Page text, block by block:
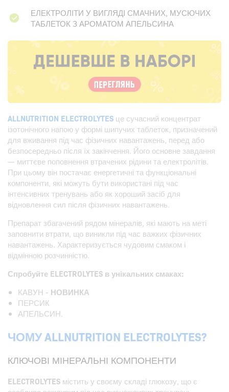
ЕЛЕКТРОЛІТИ У ВИГЛЯДІ СМАЧНИХ, МУСЮЧИХ
ТАБЛЕТОК З АРОМАТОМ АПЕЛЬСИНА
ALLNUTRITION ELECTROLYTES це сучасний концентрат
ізотонічного напою у формі шипучих таблеток, призначений
для вживання під час фізичних навантажень, перед або
безпосередньо після їх закінчення. Його основне завдання
— миттєве поповнення втрачених рідини та електролітів.
При цьому він постачає енергетичні та функціональні
компоненти, які можуть бути використані під час
інтенсивних тренувань або як хороший засіб для
відновлення сил після фізичних навантажень.
Препарат збагачений рядом мінералів, які мають на меті
заповнити втрати, що виникли під час важких фізичних
навантажень. Характеризується чудовим смаком і
відмінною розчинністю.
Спробуйте ELECTROLYTES в унікальних смаках:
КАВУН - НОВИНКА
ПЕРСИК
АПЕЛЬСИН.
ЧОМУ ALLNUTRITION ELECTROLYTES?
КЛЮЧОВІ МІНЕРАЛЬНІ КОМПОНЕНТИ
ELECTROLYTES містить у своєму складі глюкозу, що є